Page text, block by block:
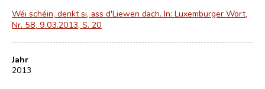
Wéi schéin, denkt si, ass d'Liewen dach. In: Luxemburger Wort,
Nr. 58, 9.03.2013, S. 20
Jahr
2013